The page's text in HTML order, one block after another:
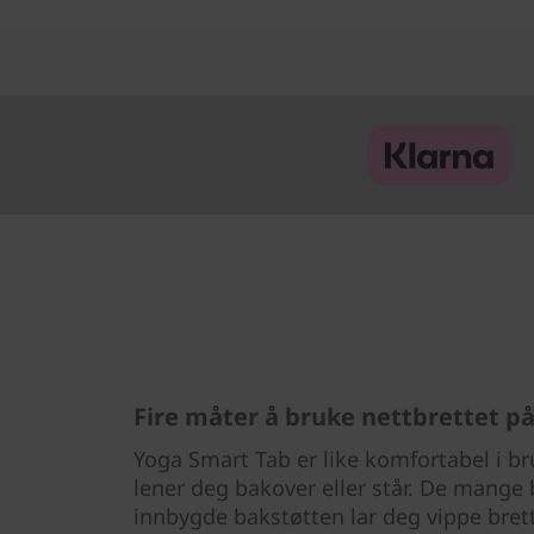
Fire måter å bruke nettbrettet på
Yoga Smart Tab er like komfortabel i
lener deg bakover eller står. De
innbygde bakstøtten lar deg vippe